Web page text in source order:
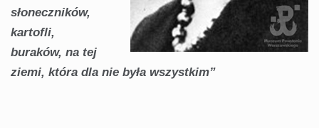
słoneczników,
kartofli,
buraków, na tej
ziemi, która dla nie była wszystkim”